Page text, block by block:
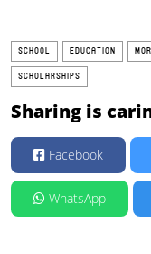
SCHOOL EDUCATION
SCHOLARSHIPS
Sharing is
Facebook
WhatsApp